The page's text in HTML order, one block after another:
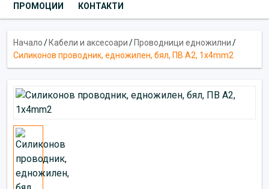
ПРОМОЦИИ КОНТАКТИ
Начало/ Кабели и аксесоари/ Проводници едножилни/
Силиконов проводник, едножилен, бял, ПВ А2, 1x4mm2